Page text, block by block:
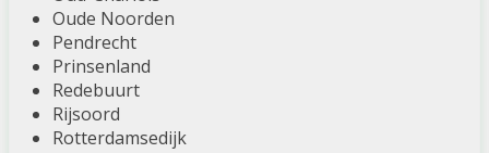
Oude Noorden
Pendrecht
Prinsenland
Redebuurt
Rijsoord
Rotterdamsedijk